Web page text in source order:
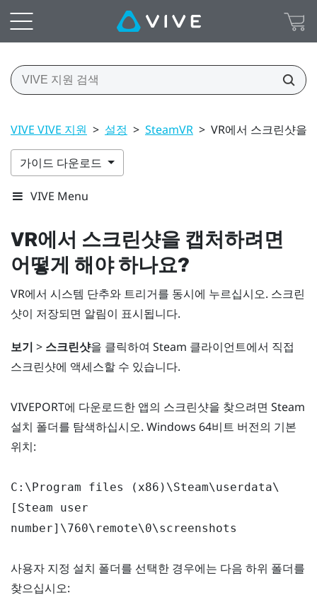
VIVE VIVE 지원 > 설정 > SteamVR > VR에서 스크린샷을
가이드 다운로드
VIVE Menu
VR에서 스크린샷을 캡처하려면
어떻게 해야 하나요?
VR에서 시스템 단추와 트리거를 동시에 누르십시오. 스크린
샷이 저장되면 알림이 표시됩니다.
보기 > 스크린샷을 클릭하여 Steam 클라이언트에서 직접
스크린샷에 액세스할 수 있습니다.
VIVEPORT에 다운로드한 앱의 스크린샷을 찾으려면 Steam
설치 폴더를 탐색하십시오. Windows 64비트 버전의 기본
위치:
C:\Program files (x86)\Steam\userdata\
[Steam user
number]\760\remote\0\screenshots
사용자 지정 설치 폴더를 선택한 경우에는 다음 하위 폴더를
찾으십시오: